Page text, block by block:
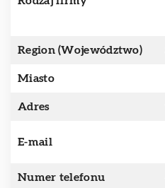
Region (Województwo)
Miasto
Adres
E-mail
Numer telefonu